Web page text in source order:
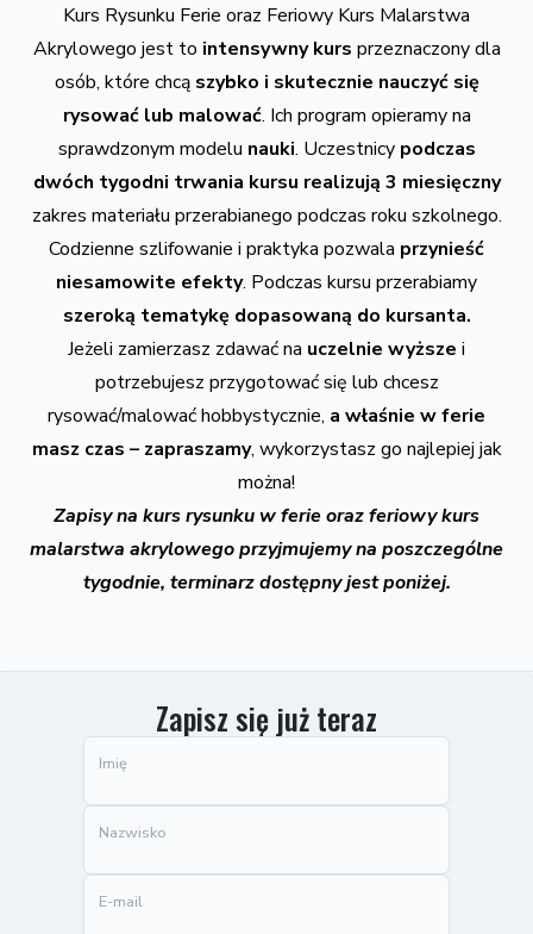
Kurs Rysunku Ferie oraz Feriowy Kurs Malarstwa
Akrylowego jest to intensywny kurs przeznaczony dla
osób, które chcą szybko i skutecznie nauczyć się
rysować lub malować. Ich program opieramy na
sprawdzonym modelu nauki. Uczestnicy podczas
dwóch tygodni trwania kursu realizują 3 miesięczny
zakres materiału przerabianego podczas roku szkolnego.
Codzienne szlifowanie i praktyka pozwala przynieść
niesamowite efekty. Podczas kursu przerabiamy
szeroką tematykę dopasowaną do kursanta.
Jeżeli zamierzasz zdawać na uczelnie wyższe i
potrzebujesz przygotować się lub chcesz
rysować/malować hobbystycznie, a właśnie w ferie
masz czas – zapraszamy, wykorzystasz go najlepiej jak
można!
Zapisy na kurs rysunku w ferie oraz feriowy kurs
malarstwa akrylowego przyjmujemy na poszczególne
tygodnie, terminarz dostępny jest poniżej.
Zapisz się już teraz
Imię
Nazwisko
E-mail